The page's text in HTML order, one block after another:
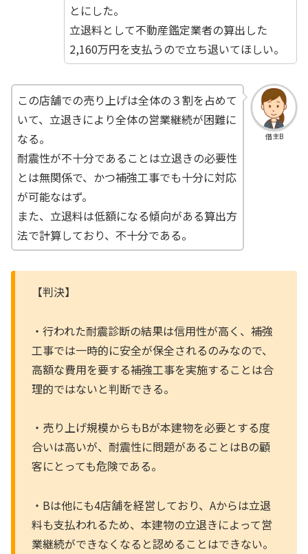
とにした。
立退料として不動産鑑定業者の算出した
2,160万円を支払うので立ち退いてほしい。
借主B
この店舗での売り上げは全体の３割を占めて
いて、立退きにより全体の営業継続が困難に
なる。
耐震性が不十分であることは立退きの必要性
とは無関係で、かつ補強工事でも十分に対応
が可能なはず。
また、立退料は低額になる傾向がある算出方
法で計算しており、不十分である。
【判決】
・行われた耐震診断の結果は信用性が高く、補強
工事では一時的に安全が保全されるのみなので、
高額な費用を要する補強工事を実施することは合
理的ではないと判断できる。
・売り上げ規模からもBが本建物を必要とする度
合いは高いが、耐震性に問題があることはBの顧
客にとっても危険である。
・Bは他にも4店舗を経営しており、Aからは立退
料も支払われるため、本建物の立退きによって営
業継続ができなくなると認めることはできない。